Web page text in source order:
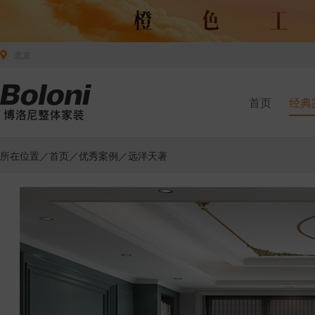
首页 经典
所在位置／首页 ／优秀案例 ／远洋天著